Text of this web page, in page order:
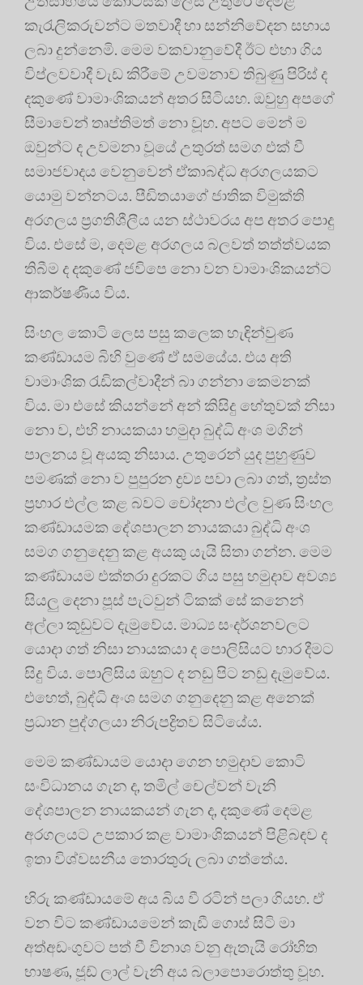
කැරැලිකරුවන්ට මතවාදී හා සන්නිවේදන සහාය
ලබා දුන්නෙමි. මෙම වකවානුවේදී ඊට එහා ගිය
විප්ලවවාදී වැඩ කිරීමේ උවමනාව තිබුණු පිරිස් ද
දකුණේ වාමාංශිකයන් අතර සිටියහ. ඔවුහු අපගේ
සීමාවෙන් තෘප්තිමත් නො වූහ. අපට මෙන් ම
ඔවුන්ට ද උවමනා වූයේ උතුරත් සමග එක් වී
සමාජවාදය වෙනුවෙන් ඒකාබද්ධ අරගලයකට
යොමු වන්නටය. පීඩිතයාගේ ජාතික විමුක්ති
අරගලය ප්‍රගතිශීලීය යන ස්ථාවරය අප අතර පොදු
විය. එසේ ම, දෙමළ අරගලය බලවත් තත්ත්වයක
තිබීම ද දකුණේ ජවිපෙ නො වන වාමාංශිකයන්ට
ආකර්ෂණීය විය.
සිංහල කොටි ලෙස පසු කලෙක හැඳින්වුණ
කණ්ඩායම බිහි වුණේ ඒ සමයේය. එය අති
වාමාංශික රැඩිකල්වාදීන් බා ගන්නා කෙමනක්
විය. මා එසේ කියන්නේ අන් කිසිදු හේතුවක් නිසා
නො ව, එහි නායකයා හමුදා බුද්ධි අංශ මගින්
පාලනය වූ අයකු නිසාය. උතුරෙන් යුද පුහුණුව
පමණක් නො ව පුපුරන ද්‍රව්‍ය පවා ලබා ගත්, ත්‍රස්ත
ප්‍රහාර එල්ල කළ බවට චෝදනා එල්ල වුණ සිංහල
කණ්ඩායමක දේශපාලන නායකයා බුද්ධි අංශ
සමග ගනුදෙනු කළ අයකු යැයි සිතා ගන්න. මෙම
කණ්ඩායම එක්තරා දුරකට ගිය පසු හමුදාව අවශ්‍ය
සියලු දෙනා පූස් පැටවුන් ටිකක් සේ කනෙන්
අල්ලා කූඩුවට දැමුවේය. මාධ්‍ය සංදර්ශනවලට
යොදා ගත් නිසා නායකයා ද පොලිසියට භාර දීමට
සිදු විය. පොලිසිය ඔහුට ද නඩු පිට නඩු දැමුවේය.
එහෙත්, බුද්ධි අංශ සමග ගනුදෙනු කළ අනෙක්
ප්‍රධාන පුද්ගලයා නිරුපද්‍රිතව සිටියේය.
මෙම කණ්ඩායම යොදා ගෙන හමුදාව කොටි
සංවිධානය ගැන ද, තමිල් චෙල්වන් වැනි
දේශපාලන නායකයන් ගැන ද, දකුණේ දෙමළ
අරගලයට උපකාර කළ වාමාංශිකයන් පිළිබඳව ද
ඉතා විශ්වසනීය තොරතුරු ලබා ගත්තේය.
හිරු කණ්ඩායමේ අය බිය වී රටින් පලා ගියහ. ඒ
වන විට කණ්ඩායමෙන් කැඩී ගොස් සිටි මා
අත්අඩංගුවට පත් වී විනාශ වනු ඇතැයි රෝහිත
භාෂණ, ජූඩ් ලාල් වැනි අය බලාපොරොත්තු වූහ.